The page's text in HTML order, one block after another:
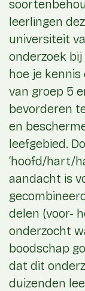
leerlingen
universiteit
onderzoek
hoe je
van groep 5
bevorderen
en
leefgebied.
‘hoofd/hart/
aandacht is
delen (voor-
onderzocht
boodschap
dat dit
duizenden